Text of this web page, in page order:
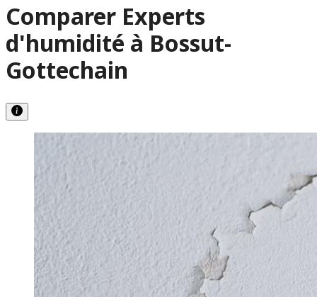
Comparer Experts
d'humidité à Bossut-
Gottechain